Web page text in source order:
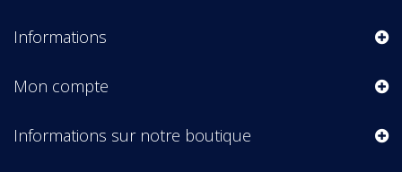
Informations
Mon compte
Informations sur notre boutique